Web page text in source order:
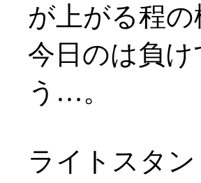
が上がる程
今日のは負
う…。
ライトスタ